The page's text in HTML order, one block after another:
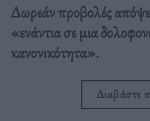
Δωρεάν προβολές
«ενάντια σε μια
κανονικότητα».
Διαβάστε